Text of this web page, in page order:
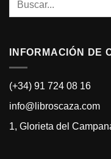
INFORMACIÓN DE
(+34) 91 724 08 16
info@libroscaza.com
1, Glorieta del